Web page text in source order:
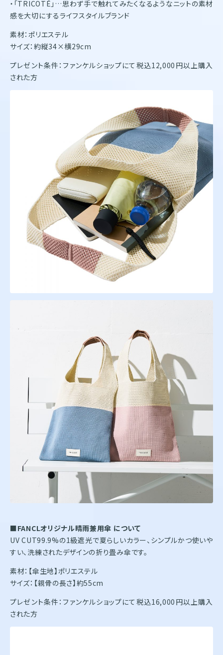
・「TRICOTÉ」…思わず手で触れてみたくなるようなニットの素材
感を大切にするライフスタイルブランド
素材：ポリエステル
サイズ：約縦34×横29cm
プレゼント条件：ファンケルショップにて税込12,000円以上購入
された方
■FANCLオリジナル晴雨兼用傘 について
UV CUT99.9%の1級遮光で夏らしいカラー、シンプルかつ使いや
すい、洗練されたデザインの折り畳み傘です。
素材：【傘生地】ポリエステル
サイズ：【親骨の長さ】約55cm
プレゼント条件：ファンケルショップにて税込16,000円以上購入
された方